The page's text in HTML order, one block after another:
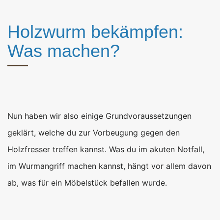
Holzwurm bekämpfen:
Was machen?
Nun haben wir also einige Grundvoraussetzungen
geklärt, welche du zur Vorbeugung gegen den
Holzfresser treffen kannst. Was du im akuten Notfall,
im Wurmangriff machen kannst, hängt vor allem davon
ab, was für ein Möbelstück befallen wurde.